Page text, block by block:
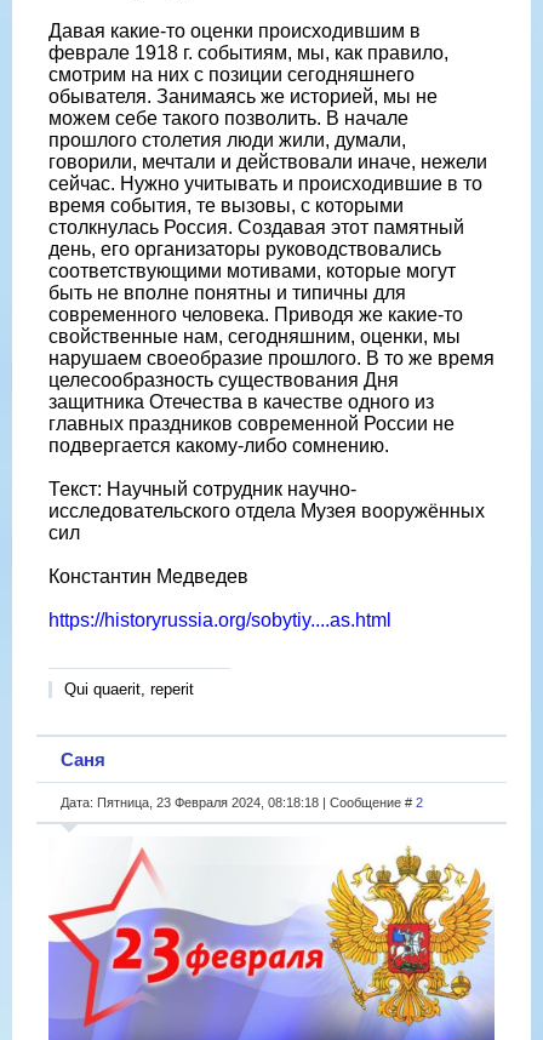
Давая какие-то оценки происходившим в
феврале 1918 г. событиям, мы, как правило,
смотрим на них с позиции сегодняшнего
обывателя. Занимаясь же историей, мы не
можем себе такого позволить. В начале
прошлого столетия люди жили, думали,
говорили, мечтали и действовали иначе, нежели
сейчас. Нужно учитывать и происходившие в то
время события, те вызовы, с которыми
столкнулась Россия. Создавая этот памятный
день, его организаторы руководствовались
соответствующими мотивами, которые могут
быть не вполне понятны и типичны для
современного человека. Приводя же какие-то
свойственные нам, сегодняшним, оценки, мы
нарушаем своеобразие прошлого. В то же время
целесообразность существования Дня
защитника Отечества в качестве одного из
главных праздников современной России не
подвергается какому-либо сомнению.
Текст: Научный сотрудник научно-
исследовательского отдела Музея вооружённых
сил
Константин Медведев
https://historyrussia.org/sobytiy....as.html
Qui quaerit, reperit
Саня
Дата: Пятница, 23 Февраля 2024, 08:18:18 | Сообщение # 2